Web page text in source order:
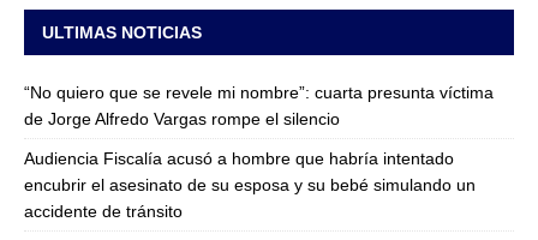
ULTIMAS NOTICIAS
“No quiero que se revele mi nombre”: cuarta presunta víctima
de Jorge Alfredo Vargas rompe el silencio
Audiencia Fiscalía acusó a hombre que habría intentado
encubrir el asesinato de su esposa y su bebé simulando un
accidente de tránsito